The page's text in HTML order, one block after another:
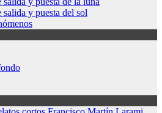
salida y puesta del sol